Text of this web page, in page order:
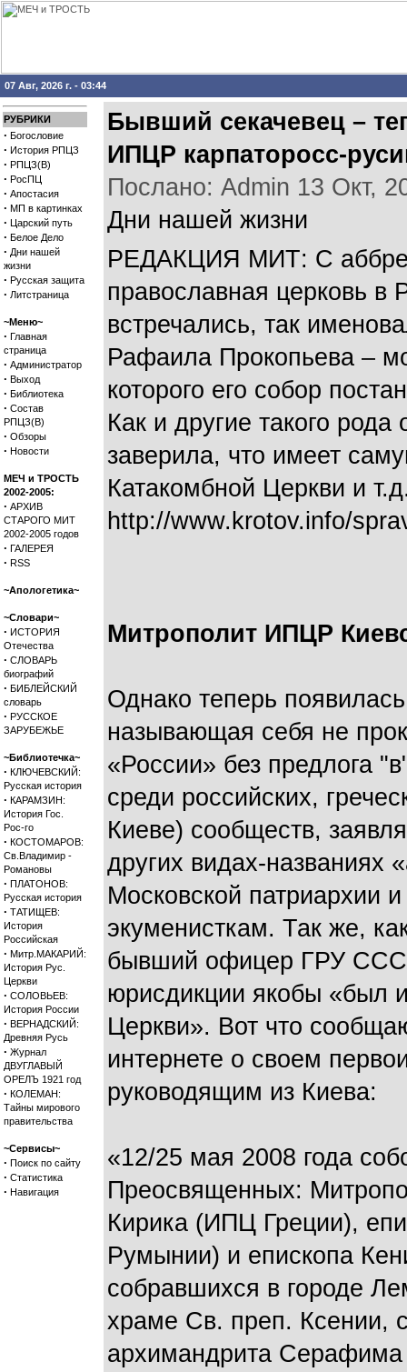
07 Авг, 2026 г. - 03:44
РУБРИКИ
· Богословие
· История РПЦЗ
· РПЦЗ(В)
· РосПЦ
· Апостасия
· МП в картинках
· Царский путь
· Белое Дело
· Дни нашей
жизни
· Русская защита
· Литстраница
~Меню~
· Главная
страница
· Администратор
· Выход
· Библиотека
· Состав
РПЦЗ(В)
· Обзоры
· Новости
МЕЧ и ТРОСТЬ
2002-2005:
· АРХИВ
СТАРОГО МИТ
2002-2005 годов
· ГАЛЕРЕЯ
· RSS
~Апологетика~
~Словари~
· ИСТОРИЯ
Отечества
· СЛОВАРЬ
биографий
· БИБЛЕЙСКИЙ
словарь
· РУССКОЕ
ЗАРУБЕЖЬЕ
~Библиотечка~
· КЛЮЧЕВСКИЙ:
Русская история
· КАРАМЗИН:
История Гос.
Рос-го
· КОСТОМАРОВ:
Св.Владимир -
Романовы
· ПЛАТОНОВ:
Русская история
· ТАТИЩЕВ:
История
Российская
· Митр.МАКАРИЙ:
История Рус.
Церкви
· СОЛОВЬЕВ:
История России
· ВЕРНАДСКИЙ:
Древняя Русь
· Журнал
ДВУГЛАВЫЙ
ОРЕЛЪ 1921 год
· КОЛЕМАН:
Тайны мирового
правительства
~Сервисы~
· Поиск по сайту
· Статистика
· Навигация
Бывший секачевец –
ИПЦР карпаторосс-
Послано: Admin 13 Окт,
Дни нашей жизни
РЕДАКЦИЯ МИТ: С
православная церковь в
встречались, так
Рафаила Прокопьева –
которого его собор
Как и другие такого
заверила, что имеет
Катакомбной Церкви и
http://www.krotov.info/
Митрополит ИПЦР
Однако теперь
называющая себя не
«России» без предлога
среди российских,
Киеве) сообществ,
других видах-названиях
Московской патриархии
экуменисткам. Так же,
бывший офицер ГРУ
юрисдикции якобы «был
Церкви». Вот что
интернете о своем
руководящим из Киева:
«12/25 мая 2008 года
Преосвященных:
Кирика (ИПЦ Греции),
Румынии) и епископа
собравшихся в городе
храме Св. преп. Ксении,
архимандрита Серафима